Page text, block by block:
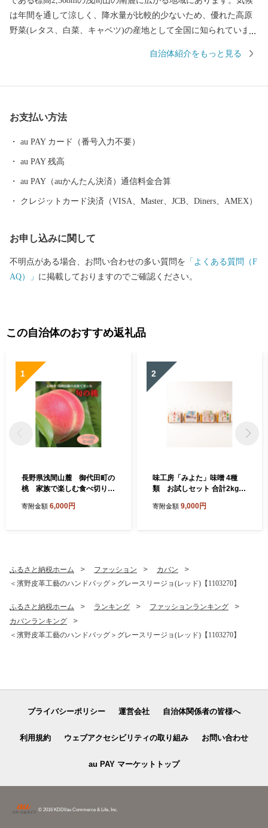
は年間を通して涼しく、降水量が比較的少ないため、優れた高原
野菜(レタス、白菜、キャベツ)の産地として全国に知られていま
北陸新幹線や上信越道など、首都圏とのアクセス環境も整ってお
す町となっています。 また、毎年7月の最終土曜日には「信
自治体紹介をもっと見る
お支払い方法
au PAY カード（番号入力不要）
au PAY 残高
au PAY（auかんたん決済）通信料金合算
クレジットカード決済（VISA、Master、JCB、Diners、AMEX）
お申し込みに関して
不明点がある場合、お問い合わせの多い質問を 「よくある質問（F
AQ）」 に掲載しておりますのでご確認ください。
この自治体のおすすめ返礼品
1
長野県浅間山麓 御代田町の
桃 家族で楽しむ食べ切りハ
1】
寄附金額 6,000円
2
味工房「みよた」味噌 4種
類 お試しセット 合計2kg
寄附金額 9,000円
ふるさと納税ホーム ファッション
カバン
＜濱野皮革工藝のハンドバッグ＞グレースリージョ(レッド)【1103270】
ふるさと納税ホーム ランキング
ファッションランキング
カバンランキング
＜濱野皮革工藝のハンドバッグ＞グレースリージョ(レッド)【1103270】
プライバシーポリシー 運営会社 自治体関係者の皆様へ
利用規約 ウェブアクセシビリティの取り組み お問い合わせ
au PAY マーケットトップ
© 2016 KDDI/au Commerce & Life, Inc.